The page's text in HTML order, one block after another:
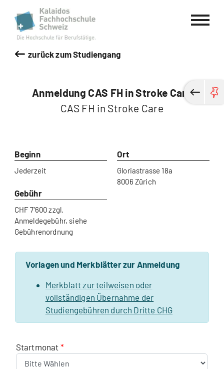
Kalaidos Fachhochschule Schweiz
zurück zum Studiengang
Anmeldung CAS FH in Stroke Care
CAS FH in Stroke Care
Beginn
Jederzeit
Ort
Gloriastrasse 18a
8006 Zürich
Gebühr
CHF 7'600 zzgl.
Anmeldegebühr, siehe
Gebührenordnung
Vorlagen und Merkblätter zur Anmeldung
Merkblatt zur teilweisen oder
vollständigen Übernahme der
Studiengebühren durch Dritte CHG
Startmonat